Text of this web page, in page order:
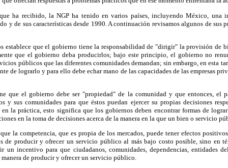
ha recibido, la NGP ha tenido en varios países, incluyendo México, una
y de sus características desde 1990. A continuación revisamos algunos de sus
establece que el gobierno tiene la responsabilidad de "dirigir" la provisión de
que el gobierno deba producirlos; bajo este principio, el gobierno no
públicos que las diferentes comunidades demandan; sin embargo, en esta
de lograrlo y para ello debe echar mano de las capacidades de las empresas
que el gobierno debe ser "propiedad" de la comunidad y que entonces, el
y sus comunidades para que éstos puedan ejercer su propias decisiones
la práctica, esto significa que los gobiernos deben encontrar formas de
en la toma de decisiones acerca de la manera en la que un bien o servicio
la competencia, que es propia de los mercados, puede tener efectos
de producir y ofrecer un servicio público al más bajo costo posible, sino en
un incentivo para que ciudadanos, comunidades, dependencias, entidades
de producir y ofrecer un servicio público.